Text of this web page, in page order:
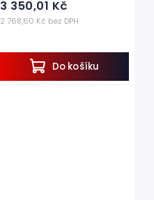
2 768,60 Kč bez DPH
3 350,01 Kč
Do košíku